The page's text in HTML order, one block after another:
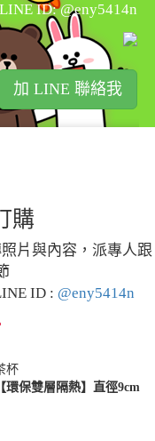
LINE ID: @eny5414n
加 LINE 聯絡我
購
片與內容，派專人跟
ID : @eny5414n
杯
環保雙層隔熱】直徑9cm